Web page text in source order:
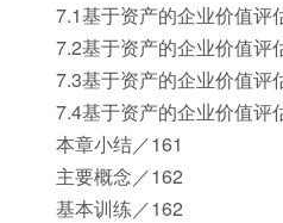
7.1基于资产的企业价值评
7.2基于资产的企业价值评
7.3基于资产的企业价值评
7.4基于资产的企业价值评
本章小结／161
主要概念／162
基本训练／162